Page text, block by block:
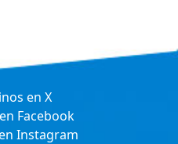
en X
Facebook
Instagram